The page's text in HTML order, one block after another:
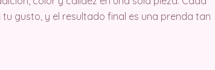
gusto, y el resultado final es una prenda tan